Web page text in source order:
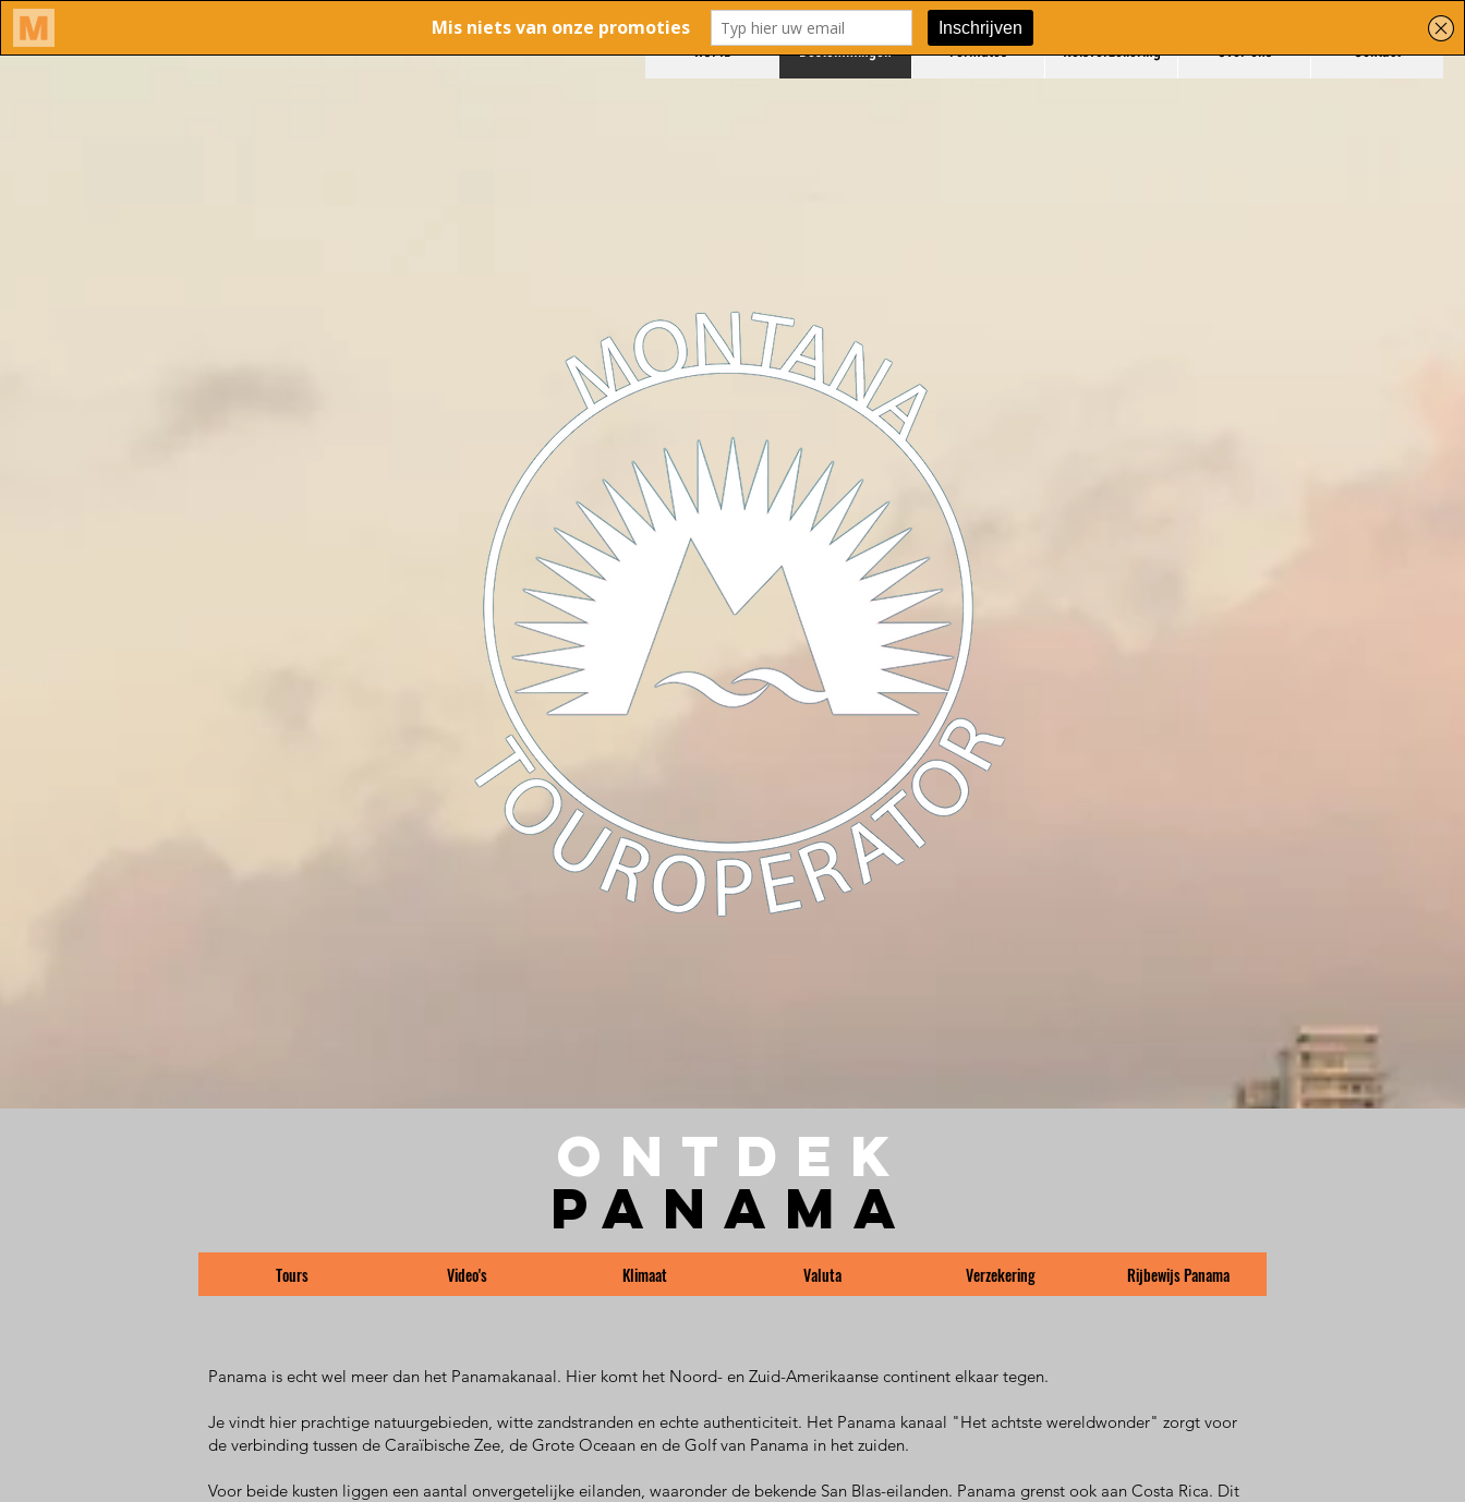
HOME Bestemmingen Formules Reisverzekering Over ons Contact
Ontdek
panama
Tours Video's Klimaat Valuta Verzekering Rijbewijs Panama
Panama is echt wel meer dan het Panamakanaal. Hier komt het Noord- en Zuid-Amerikaanse continent elkaar tegen.
Je vindt hier prachtige natuurgebieden, witte zandstranden en echte authenticiteit. Het Panama kanaal "Het achtste wereldwonder" zorgt voor
de verbinding tussen de Caraïbische Zee, de Grote Oceaan en de Golf van Panama in het zuiden.
Voor beide kusten liggen een aantal onvergetelijke eilanden, waaronder de bekende San Blas-eilanden. Panama grenst ook aan Costa Rica. Dit